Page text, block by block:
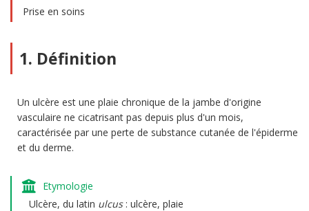
Prise en soins
1. Définition
Un ulcère est une plaie chronique de la jambe d'origine
vasculaire ne cicatrisant pas depuis plus d'un mois,
caractérisée par une perte de substance cutanée de l'épiderme
et du derme.
Etymologie
Ulcère, du latin ulcus : ulcère, plaie